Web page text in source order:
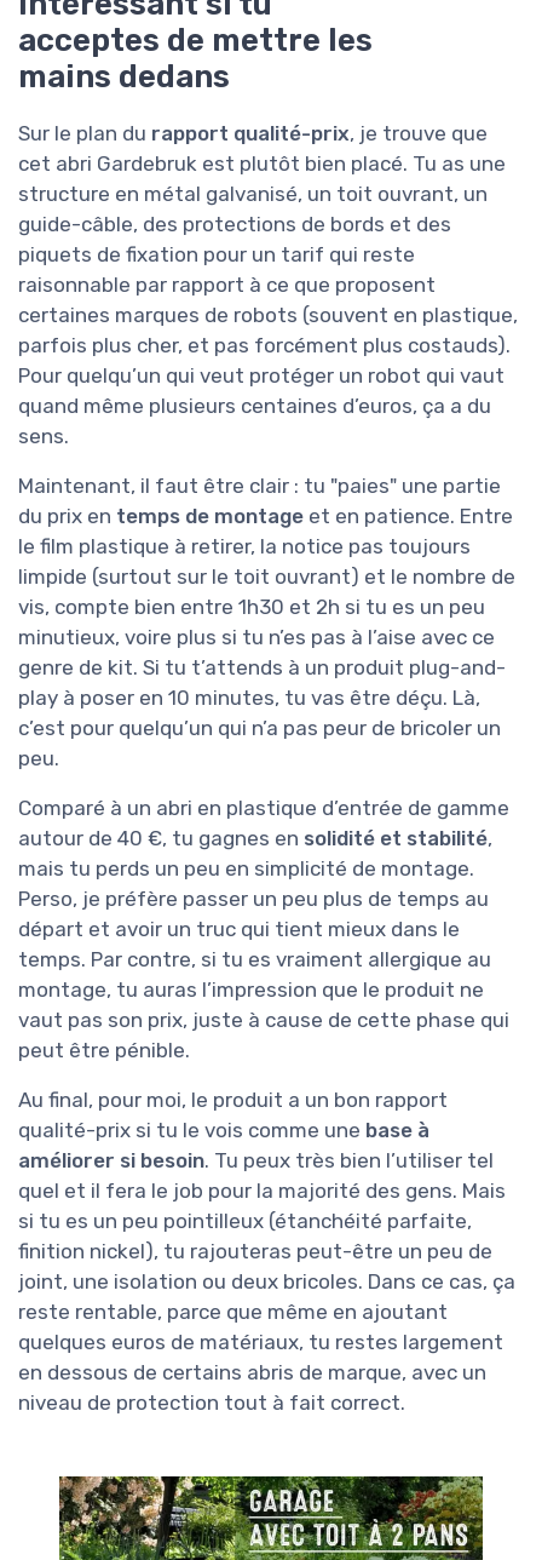
acceptes de mettre les
mains dedans
Sur le plan du rapport qualité-prix, je trouve que
cet abri Gardebruk est plutôt bien placé. Tu as une
structure en métal galvanisé, un toit ouvrant, un
guide-câble, des protections de bords et des
piquets de fixation pour un tarif qui reste
raisonnable par rapport à ce que proposent
certaines marques de robots (souvent en plastique,
parfois plus cher, et pas forcément plus costauds).
Pour quelqu’un qui veut protéger un robot qui vaut
quand même plusieurs centaines d’euros, ça a du
sens.
Maintenant, il faut être clair : tu "paies" une partie
du prix en temps de montage et en patience. Entre
le film plastique à retirer, la notice pas toujours
limpide (surtout sur le toit ouvrant) et le nombre de
vis, compte bien entre 1h30 et 2h si tu es un peu
minutieux, voire plus si tu n’es pas à l’aise avec ce
genre de kit. Si tu t’attends à un produit plug-and-
play à poser en 10 minutes, tu vas être déçu. Là,
c’est pour quelqu’un qui n’a pas peur de bricoler un
peu.
Comparé à un abri en plastique d’entrée de gamme
autour de 40 €, tu gagnes en solidité et stabilité,
mais tu perds un peu en simplicité de montage.
Perso, je préfère passer un peu plus de temps au
départ et avoir un truc qui tient mieux dans le
temps. Par contre, si tu es vraiment allergique au
montage, tu auras l’impression que le produit ne
vaut pas son prix, juste à cause de cette phase qui
peut être pénible.
Au final, pour moi, le produit a un bon rapport
qualité-prix si tu le vois comme une base à
améliorer si besoin. Tu peux très bien l’utiliser tel
quel et il fera le job pour la majorité des gens. Mais
si tu es un peu pointilleux (étanchéité parfaite,
finition nickel), tu rajouteras peut-être un peu de
joint, une isolation ou deux bricoles. Dans ce cas, ça
reste rentable, parce que même en ajoutant
quelques euros de matériaux, tu restes largement
en dessous de certains abris de marque, avec un
niveau de protection tout à fait correct.